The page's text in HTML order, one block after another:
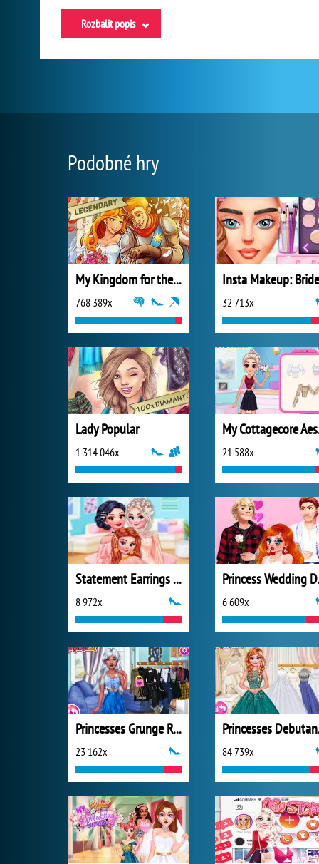
Rozbalit popis
Podobné hry
My Kingdom for the Princess Plná verze
768 389x
Insta Makeup: Bride
32 713x
Lady Popular
1 314 046x
My
21 588x
Statement Earrings Makeover
8 972x 6 609x
Princesses Grunge Rockstars
23 162x 84 739x